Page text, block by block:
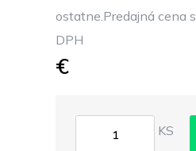
ostatne.Predajná cena s
DPH
€
KS